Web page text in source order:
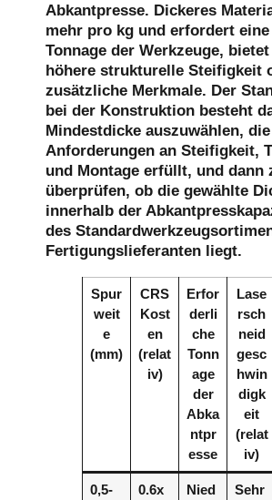
Abkantpresse. Dickeres
mehr pro kg und erfordert
Tonnage der Werkzeuge,
höhere strukturelle Steifigkeit
zusätzliche Merkmale. Der
bei der Konstruktion besteht
Mindestdicke auszuwählen,
Anforderungen an Steifigkeit,
und Montage erfüllt, und dann
überprüfen, ob die gewählte
innerhalb der
des
Fertigungslieferanten liegt.
Spur
weit
e
(mm)
CRS
Kost
en
(relat
iv)
Erfor
derli
che
Tonn
age
der
Abka
ntpr
esse
Lase
rsch
neid
gesc
hwin
digk
eit
(relat
iv)
0,5-
0.6x
Nied
Sehr